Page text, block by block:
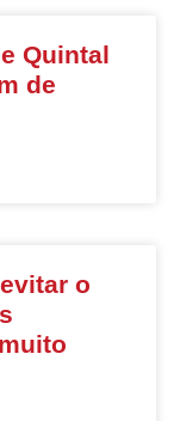
Quintal
de
o